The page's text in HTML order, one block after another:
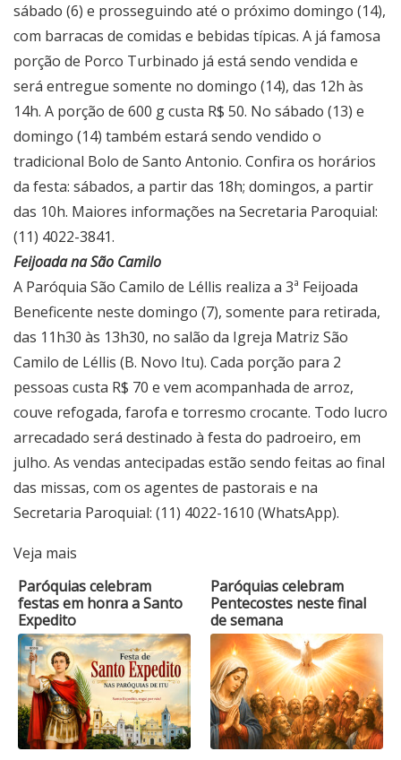
sábado (6) e prosseguindo até o próximo domingo (14),
com barracas de comidas e bebidas típicas. A já famosa
porção de Porco Turbinado já está sendo vendida e
será entregue somente no domingo (14), das 12h às
14h. A porção de 600 g custa R$ 50. No sábado (13) e
domingo (14) também estará sendo vendido o
tradicional Bolo de Santo Antonio. Confira os horários
da festa: sábados, a partir das 18h; domingos, a partir
das 10h. Maiores informações na Secretaria Paroquial:
(11) 4022-3841.
Feijoada na São Camilo
A Paróquia São Camilo de Léllis realiza a 3ª Feijoada
Beneficente neste domingo (7), somente para retirada,
das 11h30 às 13h30, no salão da Igreja Matriz São
Camilo de Léllis (B. Novo Itu). Cada porção para 2
pessoas custa R$ 70 e vem acompanhada de arroz,
couve refogada, farofa e torresmo crocante. Todo lucro
arrecadado será destinado à festa do padroeiro, em
julho. As vendas antecipadas estão sendo feitas ao final
das missas, com os agentes de pastorais e na
Secretaria Paroquial: (11) 4022-1610 (WhatsApp).
Veja mais
Paróquias celebram
festas em honra a Santo
Expedito
Paróquias celebram
Pentecostes neste final
de semana